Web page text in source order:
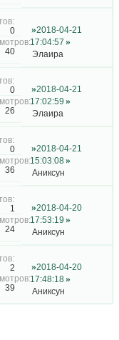
0
40
2018-04-21
17:04:57
Элаира
0
26
2018-04-21
17:02:59
Элаира
0
36
2018-04-21
15:03:08
Аниксун
1
24
2018-04-20
17:53:19
Аниксун
2
39
2018-04-20
17:48:18
Аниксун